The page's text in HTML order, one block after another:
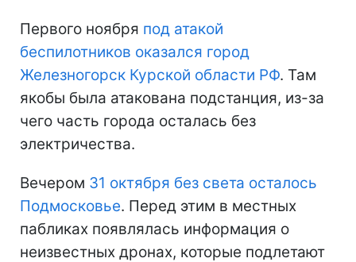
Первого ноября под атакой
беспилотников оказался город
Железногорск Курской области РФ. Там
якобы была атакована подстанция, из-за
чего часть города осталась без
электричества.
Вечером 31 октября без света осталось
Подмосковье. Перед этим в местных
пабликах появлялась информация о
неизвестных дронах, которые подлетают